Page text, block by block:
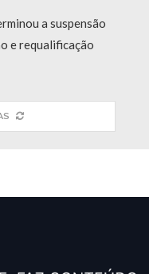
a suspensão
e requalificação